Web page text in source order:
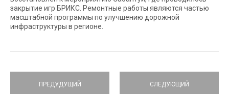
закрытие игр БРИКС. Ремонтные работы являются частью
масштабной программы по улучшению дорожной
инфраструктуры в регионе.
ПРЕДУДУЩИЙ СЛЕДУЮЩИЙ